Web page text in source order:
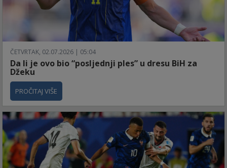
ČETVRTAK, 02.07.2026 | 05:04
Da li je ovo bio “posljednji ples” u dresu BiH za
Džeku
PROČITAJ VIŠE